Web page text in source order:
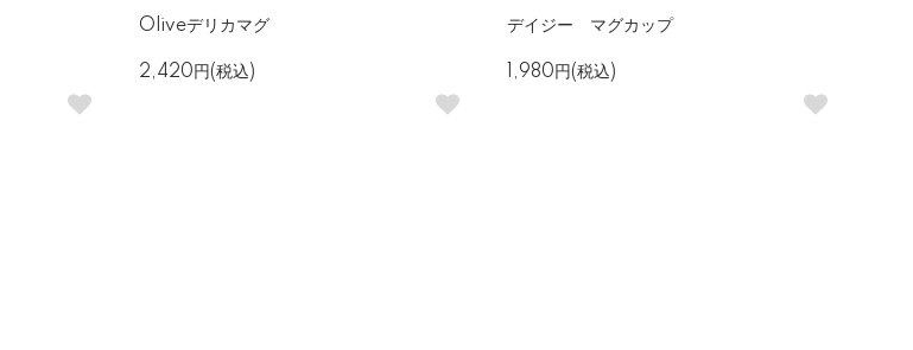
Oliveデリカマグ
2,420円(税込)
デイジー マグカップ
1,980円(税込)